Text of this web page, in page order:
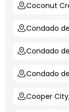
Coconut
Condado
Condado
Condado
Cooper